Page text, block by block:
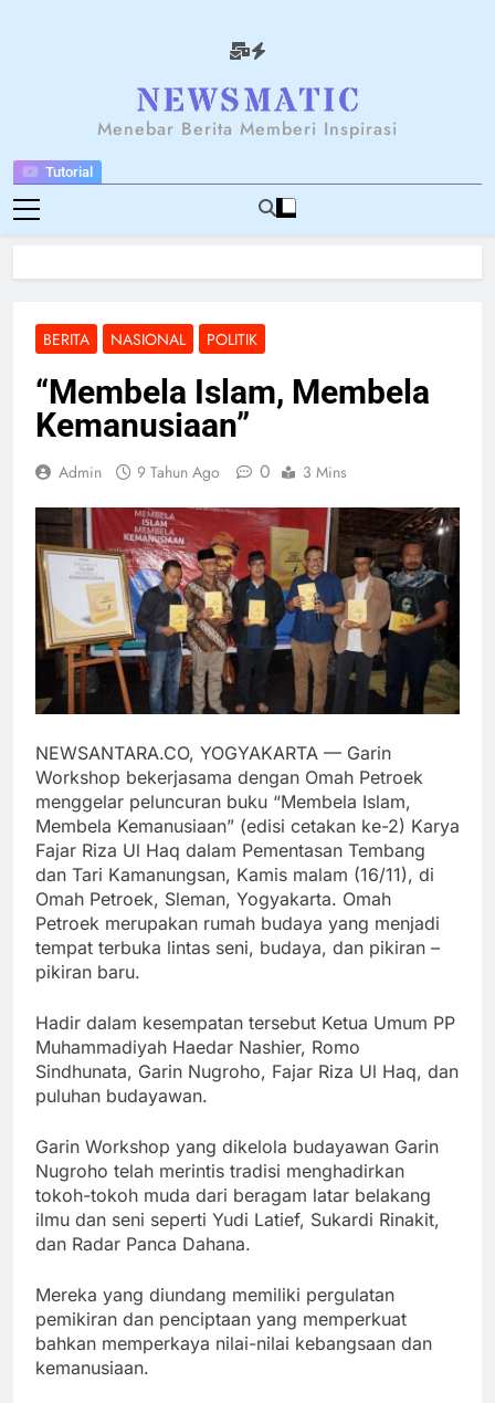
Tutorial
NEWSANTARA
Menebar Berita Memberi Inspirasi
BERITA NASIONAL POLITIK
“Membela Islam, Membela
Kemanusiaan”
Admin 9 Tahun Ago 0 3 Mins
NEWSANTARA.CO, YOGYAKARTA — Garin
Workshop bekerjasama dengan Omah Petroek
menggelar peluncuran buku “Membela Islam,
Membela Kemanusiaan” (edisi cetakan ke-2) Karya
Fajar Riza Ul Haq dalam Pementasan Tembang
dan Tari Kamanungsan, Kamis malam (16/11), di
Omah Petroek, Sleman, Yogyakarta. Omah
Petroek merupakan rumah budaya yang menjadi
tempat terbuka lintas seni, budaya, dan pikiran –
pikiran baru.
Hadir dalam kesempatan tersebut Ketua Umum PP
Muhammadiyah Haedar Nashier, Romo
Sindhunata, Garin Nugroho, Fajar Riza Ul Haq, dan
puluhan budayawan.
Garin Workshop yang dikelola budayawan Garin
Nugroho telah merintis tradisi menghadirkan
tokoh-tokoh muda dari beragam latar belakang
ilmu dan seni seperti Yudi Latief, Sukardi Rinakit,
dan Radar Panca Dahana.
Mereka yang diundang memiliki pergulatan
pemikiran dan penciptaan yang memperkuat
bahkan memperkaya nilai-nilai kebangsaan dan
kemanusiaan.